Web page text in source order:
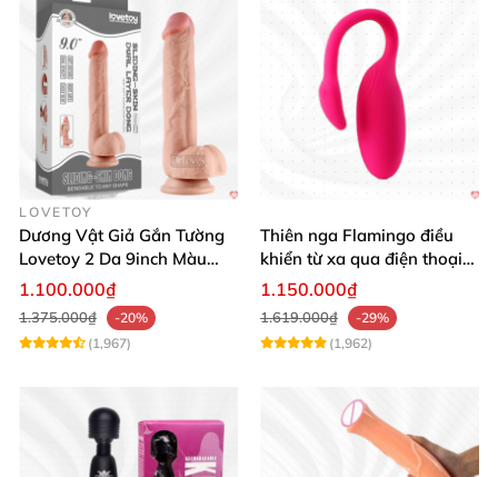
LOVETOY
Dương Vật Giả Gắn Tường
Lovetoy 2 Da 9inch Màu
Flesh Hàng Chính Hãng
1.100.000₫
1.375.000₫
-20%
(1,967)
Thiên nga Flamingo điều
khiển từ xa qua điện thoại
cực dễ dàng
1.150.000₫
1.619.000₫
-29%
(1,962)